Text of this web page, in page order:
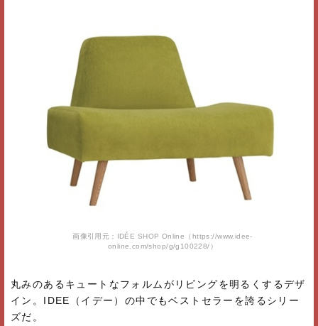
画像引用元：IDÉE SHOP Online（https://www.idee-
online.com/shop/g/g100228/）
丸みのあるキュートなフォルムがリビングを明るくするデザ
イン。IDEE（イデー）の中でもベストセラーを誇るシリー
ズだ。